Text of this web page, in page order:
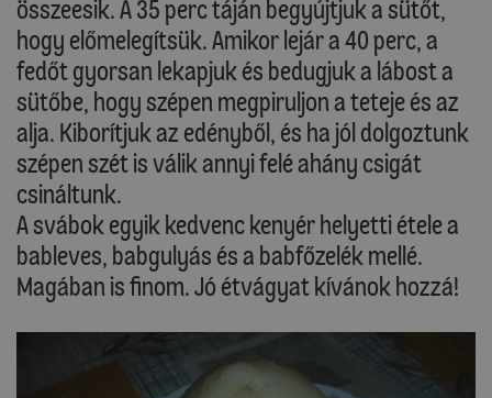
összeesik. A 35 perc táján begyújtjuk a sütőt,
hogy előmelegítsük. Amikor lejár a 40 perc, a
fedőt gyorsan lekapjuk és bedugjuk a lábost a
sütőbe, hogy szépen megpiruljon a teteje és az
alja. Kiborítjuk az edényből, és ha jól dolgoztunk
szépen szét is válik annyi felé ahány csigát
csináltunk.
A svábok egyik kedvenc kenyér helyetti étele a
bableves, babgulyás és a babfőzelék mellé.
Magában is finom. Jó étvágyat kívánok hozzá!